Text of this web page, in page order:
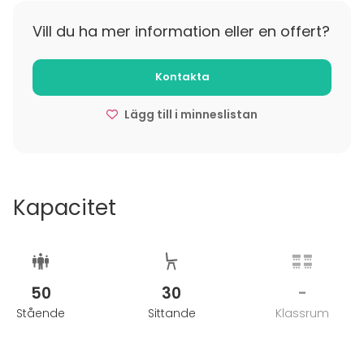
Vill du ha mer information eller en offert?
Kontakta
Lägg till i minneslistan
Kapacitet
50
Stående
30
Sittande
-
Klassrum